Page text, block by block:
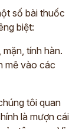
số bài thuốc
biệt:
tính hàn.
mẽ vào các
tôi quan
là mượn cái